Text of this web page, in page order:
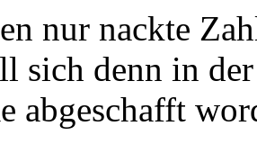
nur nackte
sich denn in
abgeschafft